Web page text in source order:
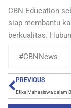
CBN Education
siap membantu
berkualitas.
#CBNNews
Prev
PREVIOUS